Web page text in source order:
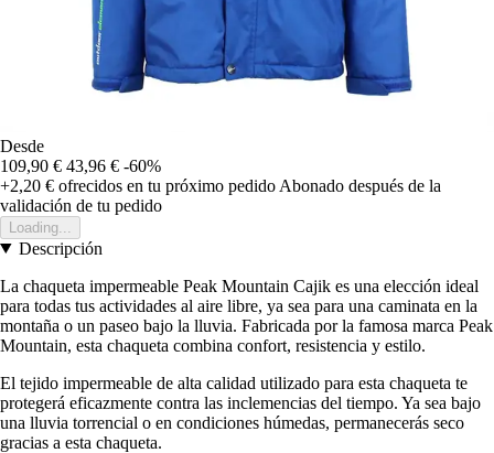
Desde
109,90 € 43,96 € -60%
+2,20 € ofrecidos en tu próximo pedido Abonado después de la
validación de tu pedido
Loading...
Descripción
La chaqueta impermeable Peak Mountain Cajik es una elección ideal
para todas tus actividades al aire libre, ya sea para una caminata en la
montaña o un paseo bajo la lluvia. Fabricada por la famosa marca Peak
Mountain, esta chaqueta combina confort, resistencia y estilo.
El tejido impermeable de alta calidad utilizado para esta chaqueta te
protegerá eficazmente contra las inclemencias del tiempo. Ya sea bajo
una lluvia torrencial o en condiciones húmedas, permanecerás seco
gracias a esta chaqueta.